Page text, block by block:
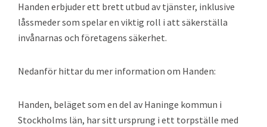
Handen erbjuder ett brett utbud av tjänster, inklusive
låssmeder som spelar en viktig roll i att säkerställa
invånarnas och företagens säkerhet.
Nedanför hittar du mer information om Handen:
Handen, beläget som en del av Haninge kommun i
Stockholms län, har sitt ursprung i ett torpställe med